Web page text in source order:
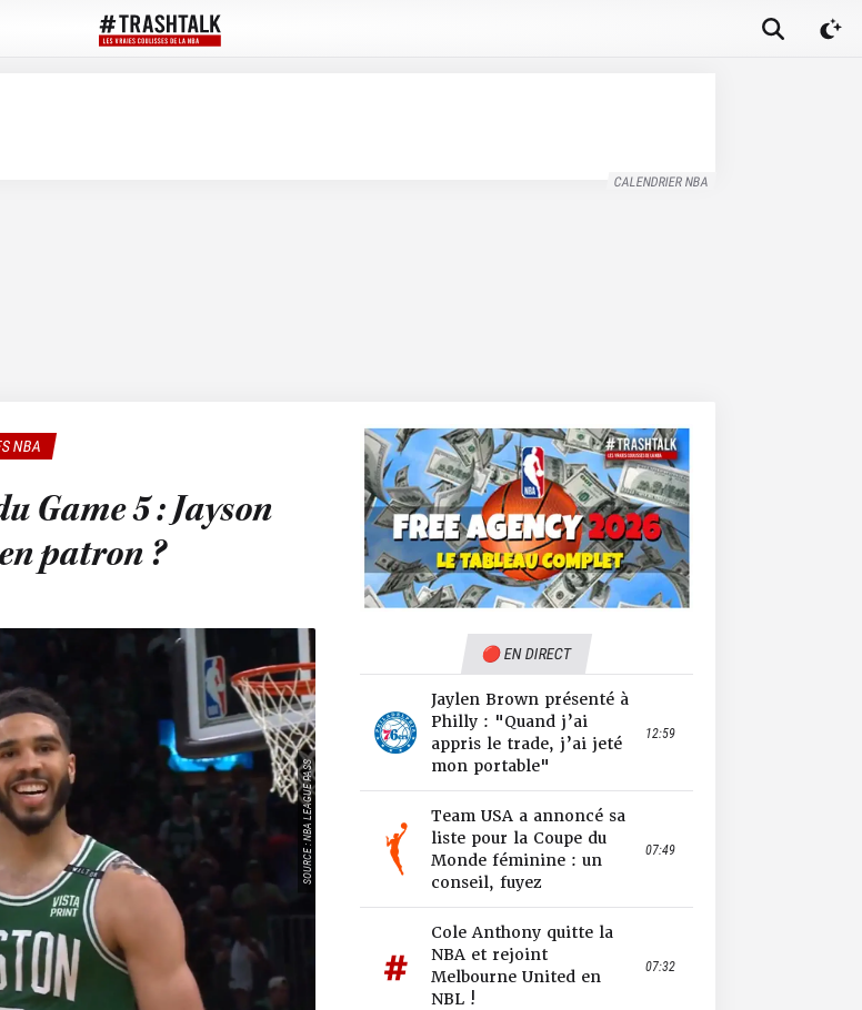
CALENDRIER NBA
NBA
Game 5 : Jayson
patron ?
SOURCE : NBA LEAGUE PASS
🔴 EN DIRECT
Jaylen Brown présenté à
Philly : "Quand j’ai
appris le trade, j’ai jeté
mon portable"
12:59
Team USA a annoncé sa
liste pour la Coupe du
Monde féminine : un
conseil, fuyez
07:49
Cole Anthony quitte la
NBA et rejoint
Melbourne United en
NBL !
07:32